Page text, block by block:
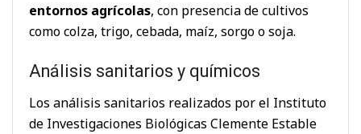
entornos agrícolas, con presencia de cultivos
como colza, trigo, cebada, maíz, sorgo o soja.
Análisis sanitarios y químicos
Los análisis sanitarios realizados por el Instituto
de Investigaciones Biológicas Clemente Estable